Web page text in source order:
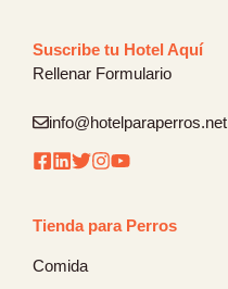
Suscribe tu Hotel Aquí
Rellenar Formulario
info@hotelparaperros.net
Tienda para Perros
Comida